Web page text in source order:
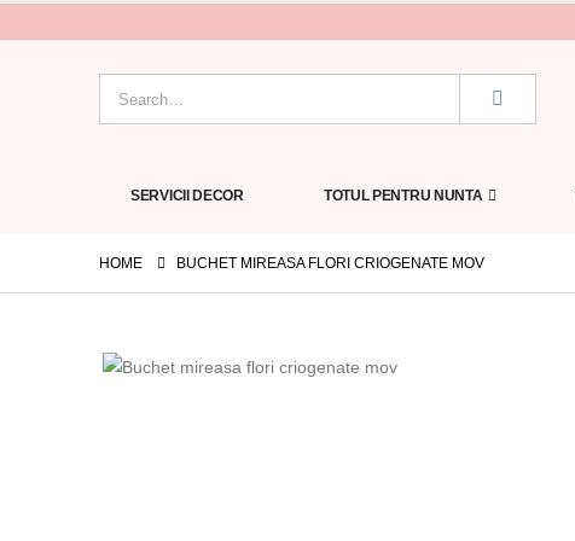
SERVICII DECOR TOTUL PENTRU NUNTA
HOME BUCHET MIREASA FLORI CRIOGENATE MOV